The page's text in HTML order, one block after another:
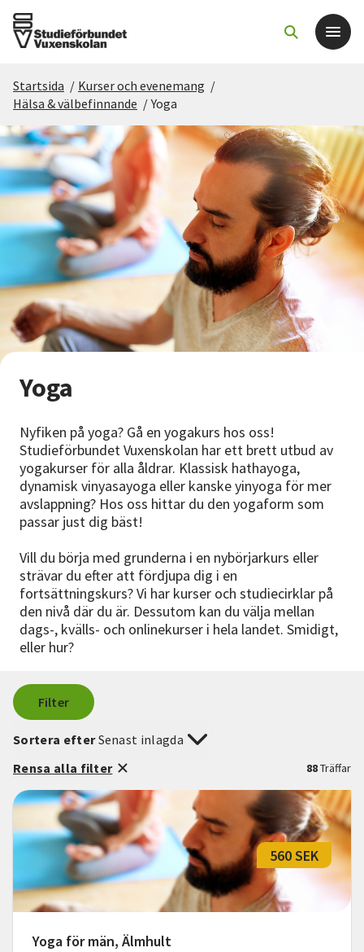
Det här gör vi
För dig som
Sök kurser och evenemang
Om SV
Starta studiecirkel
Cirkelledare
Nyheter
Lyssna
Startsida / Kurser och evenemang /
Hälsa & välbefinnande / Yoga
Yoga
Nyfiken på yoga? Gå en yogakurs hos oss!
Studieförbundet Vuxenskolan har ett brett utbud av
yogakurser för alla åldrar. Klassisk hathayoga,
dynamisk vinyasayoga eller kanske yinyoga för mer
avslappning? Hos oss hittar du den yogaform som
passar just dig bäst!
Vill du börja med grunderna i en nybörjarkurs eller
strävar du efter att fördjupa dig i en
fortsättningskurs? Vi har kurser och studiecirklar på
den nivå där du är. Dessutom kan du välja mellan
dags-, kvälls- och onlinekurser i hela landet. Smidigt,
eller hur?
Filter
88Träffar
Sortera efterSenast inlagda
Rensa alla filter
Yoga för män, Älmhult
560 SEK